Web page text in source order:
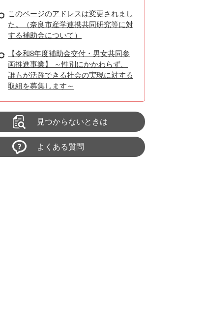
このページのアドレスは変更されまし
た。（奈良市産学連携共同研究等に対
する補助金について）
【令和8年度補助金交付・男女共同参
画推進事業】 ～性別にかかわらず、
誰もが活躍できる社会の実現に対する
取組を募集します～
見つからないときは
よくある質問